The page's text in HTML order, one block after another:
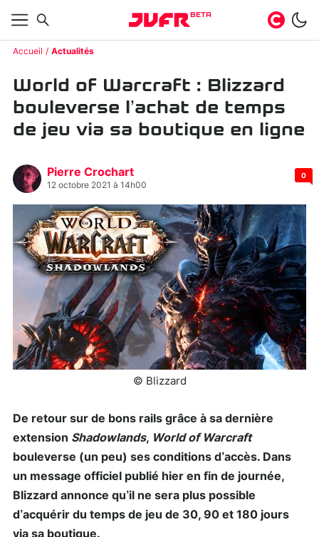
BETA
Accueil Actualités
World of Warcraft : Blizzard
bouleverse l’achat de temps
de jeu via sa boutique en ligne
Pierre Crochart
12 octobre 2021 à 14h00
0
© Blizzard
De retour sur de bons rails grâce à sa dernière
extension Shadowlands, World of Warcraft
bouleverse (un peu) ses conditions d’accès. Dans
un message officiel publié hier en fin de journée,
Blizzard annonce qu’il ne sera plus possible
d’acquérir du temps de jeu de 30, 90 et 180 jours
via sa boutique.